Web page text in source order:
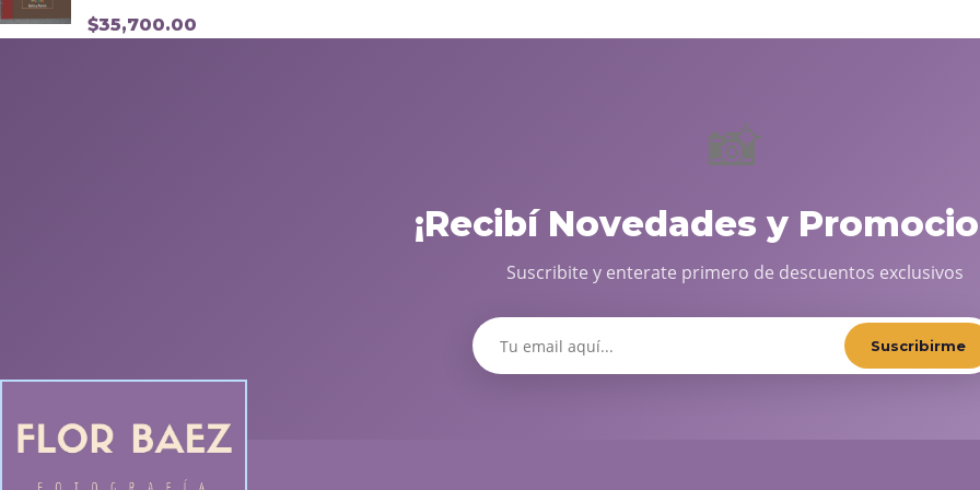
$35,700.00
📸
¡Recibí Novedades y
Suscribite y enterate primero de descuentos exclusivos
Suscribirme